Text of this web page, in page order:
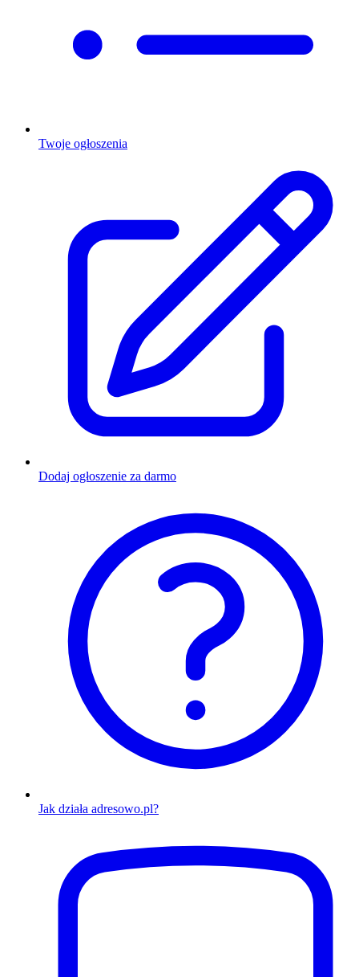
Twoje ogłoszenia
Dodaj ogłoszenie za darmo
Jak działa adresowo.pl?